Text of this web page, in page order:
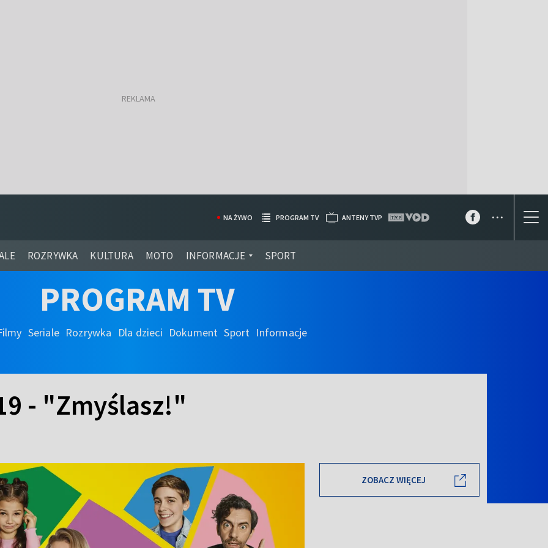
ROZRYWKA KULTURA MOTO INFORMACJE SPORT
NA ŻYWO PROGRAM TV ANTENY TVP ...
PROGRAM TV
Seriale Rozrywka Dla dzieci Dokument Sport Informacje
- "Zmyślasz!"
ZOBACZ WIĘCEJ